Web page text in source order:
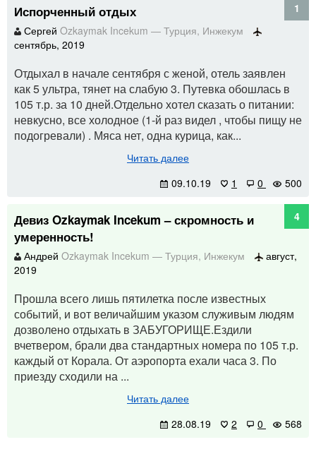
Испорченный отдых
1
Сергей Ozkaymak Incekum — Турция, Инжекум
сентябрь, 2019
Отдыхал в начале сентября с женой, отель заявлен
как 5 ультра, тянет на слабую 3. Путевка обошлась в
105 т.р. за 10 дней.Отдельно хотел сказать о питании:
невкусно, все холодное (1-й раз видел , чтобы пищу не
подогревали) . Мяса нет, одна курица, как...
Читать далее
09.10.19
1 0 500
Девиз Ozkaymak Incekum – скромность и
умеренность!
4
Андрей Ozkaymak Incekum — Турция, Инжекум
август,
2019
Прошла всего лишь пятилетка после известных
событий, и вот величайшим указом служивым людям
дозволено отдыхать в ЗАБУГОРИЩЕ.Ездили
вчетвером, брали два стандартных номера по 105 т.р.
каждый от Корала. От аэропорта ехали часа 3. По
приезду сходили на ...
Читать далее
28.08.19
2 0 568